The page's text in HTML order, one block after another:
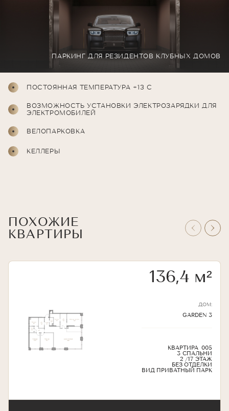
1/ СТУДИЯ ПЕРСОНАЛЬНЫХ ТРЕНИРОВОК
1/ СТУДИЯ ПЕРСОНАЛЬНЫХ ТРЕНИРОВОК
ПАРКИНГ ДЛЯ РЕЗИДЕНТОВ КЛУБНЫХ ДОМОВ
ПОСТОЯННАЯ ТЕМПЕРАТУРА +13 С
ВОЗМОЖНОСТЬ УСТАНОВКИ ЭЛЕКТРОЗАРЯДКИ ДЛЯ
ЭЛЕКТРОМОБИЛЕЙ
ВЕЛОПАРКОВКА
КЕЛЛЕРЫ
ПОХОЖИЕ
КВАРТИРЫ
136,4 м²
ДОМ:
GARDEN 3
ЭТАЖ
2 /17
КВАРТИРА 005
СПАЛЬНИ
3
БЕЗ ОТДЕЛКИ
ВИД ПРИВАТНЫЙ ПАРК